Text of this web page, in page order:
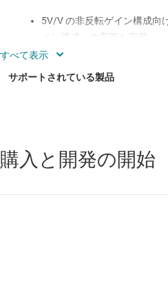
5V/V の非反転ゲイン構成向
イン構成への変更も容易
フェイス
THS3491 — 900MHz、大電力出力、電
購入と開発の開始